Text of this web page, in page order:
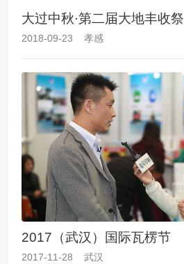
大过中秋·第二届大地丰收祭
2018-09-23 孝感
2017（武汉）国际瓦楞节
2017-11-28 武汉